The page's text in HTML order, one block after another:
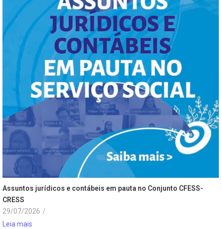
Assuntos jurídicos e contábeis em pauta no Conjunto CFESS-
CRESS
29/07/2026 /
Leia mais